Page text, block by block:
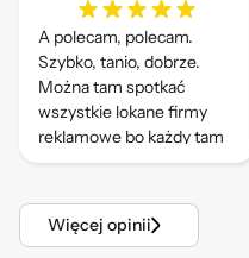
A polecam, polecam.
Szybko, tanio, dobrze.
Można tam spotkać
wszystkie lokane firmy
reklamowe bo każdy tam
drukuje.
Więcej opinii